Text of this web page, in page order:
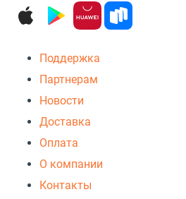
Поддержка
Партнерам
Новости
Доставка
Оплата
О компании
Контакты